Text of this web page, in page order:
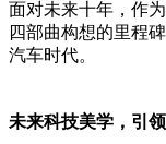
面对未来十年，作
四部曲构想的里程
汽车时代。
未来科技美学，引